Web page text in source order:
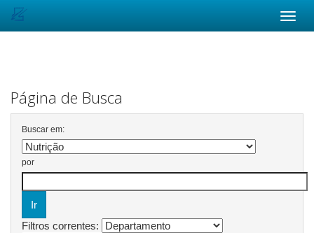
Página de Busca
Buscar em:
por
Filtros correntes: